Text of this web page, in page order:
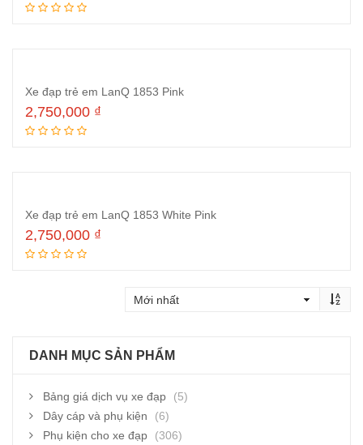
Xe đạp trẻ em LanQ 1853 Pink
2,750,000 ₫
Xe đạp trẻ em LanQ 1853 White Pink
2,750,000 ₫
DANH MỤC SẢN PHẨM
Bảng giá dịch vụ xe đạp
(5)
Dây cáp và phụ kiện
(6)
Phụ kiện cho xe đạp
(306)